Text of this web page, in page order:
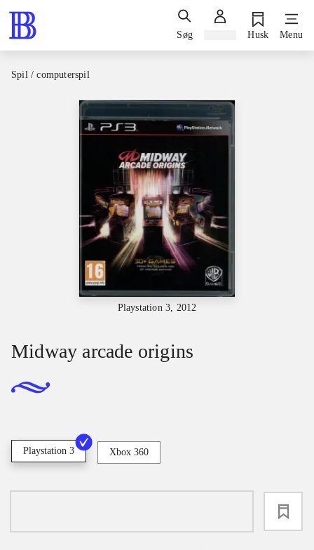
Søg Husk Menu
Spil / computerspil
Playstation 3, 2012
Midway arcade origins
Playstation 3 Xbox 360